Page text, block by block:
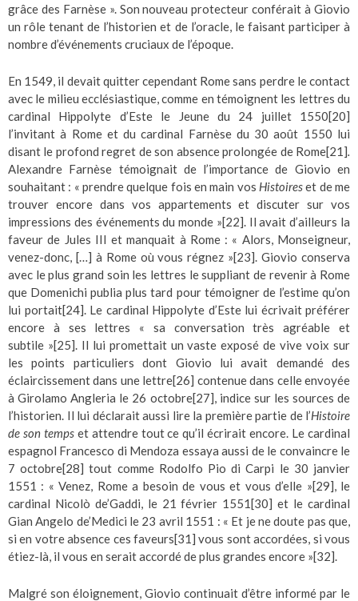
grâce des Farnèse ». Son nouveau protecteur conférait à Giovio
un rôle tenant de l’historien et de l’oracle, le faisant participer à
nombre d’événements cruciaux de l’époque.
En 1549, il devait quitter cependant Rome sans perdre le contact
avec le milieu ecclésiastique, comme en témoignent les lettres du
cardinal Hippolyte d’Este le Jeune du 24 juillet 1550[20]
l’invitant à Rome et du cardinal Farnèse du 30 août 1550 lui
disant le profond regret de son absence prolongée de Rome[21].
Alexandre Farnèse témoignait de l’importance de Giovio en
souhaitant : « prendre quelque fois en main vos Histoireset de me
trouver encore dans vos appartements et discuter sur vos
impressions des événements du monde »[22]. Il avait d’ailleurs la
faveur de Jules III et manquait à Rome : « Alors, Monseigneur,
venez-donc, […] à Rome où vous régnez »[23]. Giovio conserva
avec le plus grand soin les lettres le suppliant de revenir à Rome
que Domenichi publia plus tard pour témoigner de l’estime qu’on
lui portait[24]. Le cardinal Hippolyte d’Este lui écrivait préférer
encore à ses lettres « sa conversation très agréable et
subtile »[25]. Il lui promettait un vaste exposé de vive voix sur
les points particuliers dont Giovio lui avait demandé des
éclaircissement dans une lettre[26] contenue dans celle envoyée
à Girolamo Angleria le 26 octobre[27], indice sur les sources de
l’historien. Il lui déclarait aussi lire la première partie de l’Histoire
de son tempset attendre tout ce qu’il écrirait encore. Le cardinal
espagnol Francesco di Mendoza essaya aussi de le convaincre le
7 octobre[28] tout comme Rodolfo Pio di Carpi le 30 janvier
1551 : « Venez, Rome a besoin de vous et vous d’elle »[29], le
cardinal Nicolò de’Gaddi, le 21 février 1551[30] et le cardinal
Gian Angelo de’Medici le 23 avril 1551 : « Et je ne doute pas que,
si en votre absence ces faveurs[31] vous sont accordées, si vous
étiez-là, il vous en serait accordé de plus grandes encore »[32].
Malgré son éloignement, Giovio continuait d’être informé par le